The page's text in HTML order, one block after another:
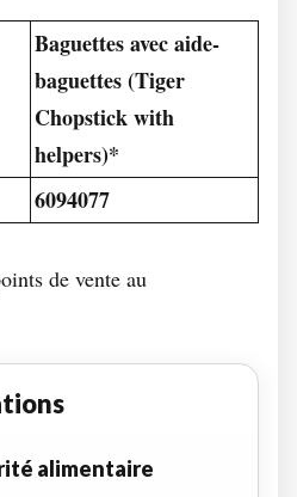
Baguettes avec aide-
baguettes (Tiger
Chopstick with
helpers)*
6094077
de vente au
alimentaire